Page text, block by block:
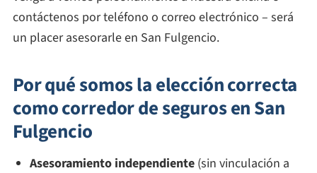
contáctenos por teléfono o correo electrónico – será
un placer asesorarle en San Fulgencio.
Por qué somos la elección correcta
como corredor de seguros en San
Fulgencio
Asesoramiento independiente (sin vinculación a